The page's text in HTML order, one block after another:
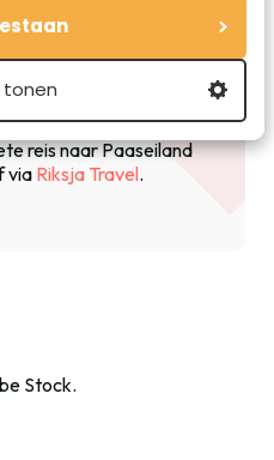
tonen
boek je het beste via
reis naar Paaseiland
via Riksja Travel.
Stock.